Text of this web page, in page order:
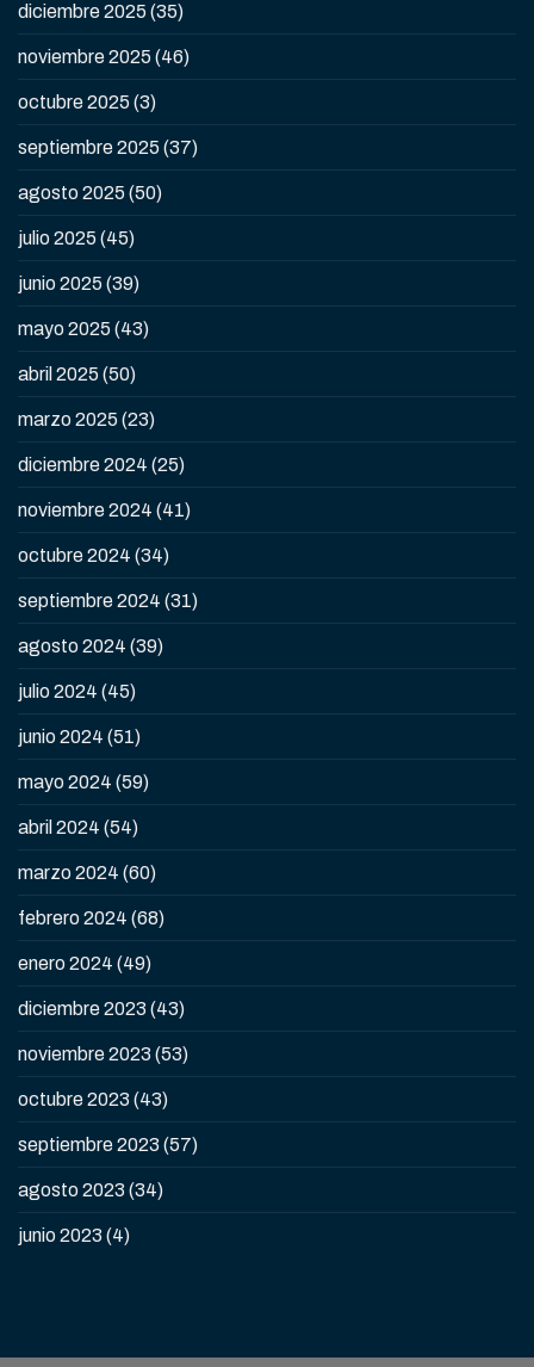
diciembre 2025 (35)
noviembre 2025 (46)
octubre 2025 (3)
septiembre 2025 (37)
agosto 2025 (50)
julio 2025 (45)
junio 2025 (39)
mayo 2025 (43)
abril 2025 (50)
marzo 2025 (23)
diciembre 2024 (25)
noviembre 2024 (41)
octubre 2024 (34)
septiembre 2024 (31)
agosto 2024 (39)
julio 2024 (45)
junio 2024 (51)
mayo 2024 (59)
abril 2024 (54)
marzo 2024 (60)
febrero 2024 (68)
enero 2024 (49)
diciembre 2023 (43)
noviembre 2023 (53)
octubre 2023 (43)
septiembre 2023 (57)
agosto 2023 (34)
junio 2023 (4)